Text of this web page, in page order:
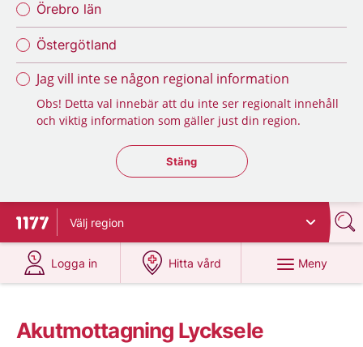
Örebro län
Östergötland
Jag vill inte se någon regional information
Obs! Detta val innebär att du inte ser regionalt innehåll
och viktig information som gäller just din region.
Stäng regionsväljaren
Stäng
Till startsidan för 1177
Välj region
Logga in
på 1177.se
Hitta vård
på 1177.se
Meny
Akutmottagning Lycksele